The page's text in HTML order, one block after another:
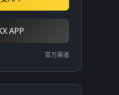
APP
官方渠道